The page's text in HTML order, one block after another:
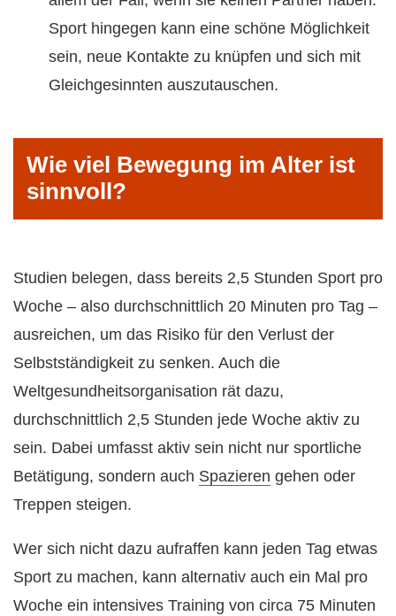
Sport hingegen kann eine schöne Möglichkeit
sein, neue Kontakte zu knüpfen und sich mit
Gleichgesinnten auszutauschen.
Wie viel Bewegung im Alter ist
sinnvoll?
Studien belegen, dass bereits 2,5 Stunden Sport pro
Woche – also durchschnittlich 20 Minuten pro Tag –
ausreichen, um das Risiko für den Verlust der
Selbstständigkeit zu senken. Auch die
Weltgesundheitsorganisation rät dazu,
durchschnittlich 2,5 Stunden jede Woche aktiv zu
sein. Dabei umfasst aktiv sein nicht nur sportliche
Betätigung, sondern auch Spazieren gehen oder
Treppen steigen.
Wer sich nicht dazu aufraffen kann jeden Tag etwas
Sport zu machen, kann alternativ auch ein Mal pro
Woche ein intensives Training von circa 75 Minuten